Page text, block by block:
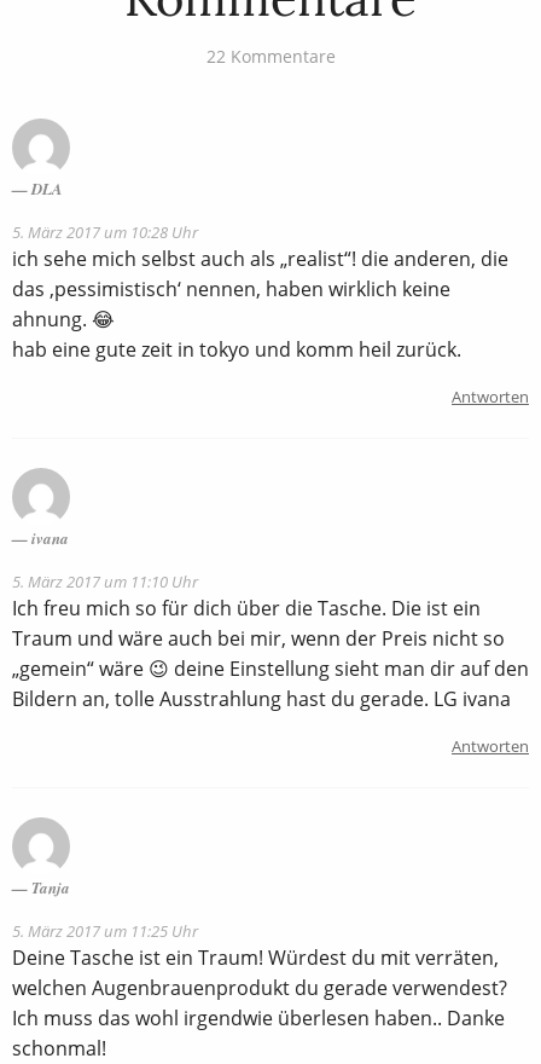
22 Kommentare
DLA
5. März 2017 um 10:28 Uhr
ich sehe mich selbst auch als „realist“! die anderen, die
das ‚pessimistisch‘ nennen, haben wirklich keine
ahnung. 😂
hab eine gute zeit in tokyo und komm heil zurück.
Antworten
ivana
5. März 2017 um 11:10 Uhr
Ich freu mich so für dich über die Tasche. Die ist ein
Traum und wäre auch bei mir, wenn der Preis nicht so
„gemein“ wäre 😉 deine Einstellung sieht man dir auf den
Bildern an, tolle Ausstrahlung hast du gerade. LG ivana
Antworten
Tanja
5. März 2017 um 11:25 Uhr
Deine Tasche ist ein Traum! Würdest du mit verräten,
welchen Augenbrauenprodukt du gerade verwendest?
Ich muss das wohl irgendwie überlesen haben.. Danke
schonmal!